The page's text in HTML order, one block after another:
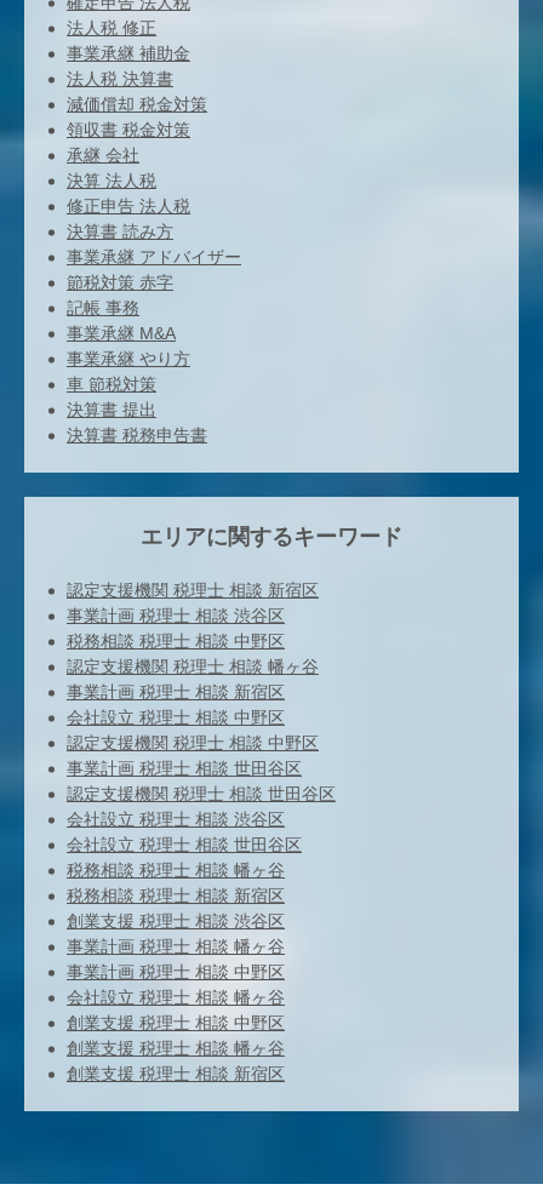
法人税 修正
事業承継 補助金
法人税 決算書
減価償却 税金対策
領収書 税金対策
承継 会社
決算 法人税
修正申告 法人税
決算書 読み方
事業承継 アドバイザー
節税対策 赤字
記帳 事務
事業承継 M&A
事業承継 やり方
車 節税対策
決算書 提出
決算書 税務申告書
エリアに関するキーワード
認定支援機関 税理士 相談 新宿区
事業計画 税理士 相談 渋谷区
税務相談 税理士 相談 中野区
認定支援機関 税理士 相談 幡ヶ谷
事業計画 税理士 相談 新宿区
会社設立 税理士 相談 中野区
認定支援機関 税理士 相談 中野区
事業計画 税理士 相談 世田谷区
認定支援機関 税理士 相談 世田谷区
会社設立 税理士 相談 渋谷区
会社設立 税理士 相談 世田谷区
税務相談 税理士 相談 幡ヶ谷
税務相談 税理士 相談 新宿区
創業支援 税理士 相談 渋谷区
事業計画 税理士 相談 幡ヶ谷
事業計画 税理士 相談 中野区
会社設立 税理士 相談 幡ヶ谷
創業支援 税理士 相談 中野区
創業支援 税理士 相談 幡ヶ谷
創業支援 税理士 相談 新宿区